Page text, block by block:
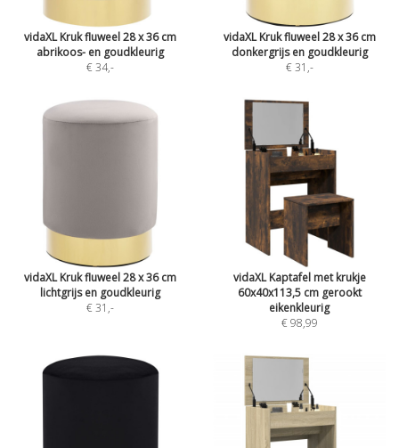
vidaXL Kruk fluweel 28 x 36 cm
abrikoos- en goudkleurig
€ 34,-
vidaXL Kruk fluweel 28 x 36 cm
donkergrijs en goudkleurig
€ 31 ,-
vidaXL Kruk fluweel 28 x 36 cm
lichtgrijs en goudkleurig
€ 31 ,-
vidaXL Kaptafel met krukje
60x40x113,5 cm gerookt
eikenkleurig
€ 98,99